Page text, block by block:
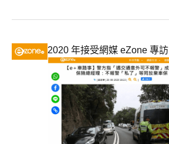
2020 年接受網媒 eZone 專訪